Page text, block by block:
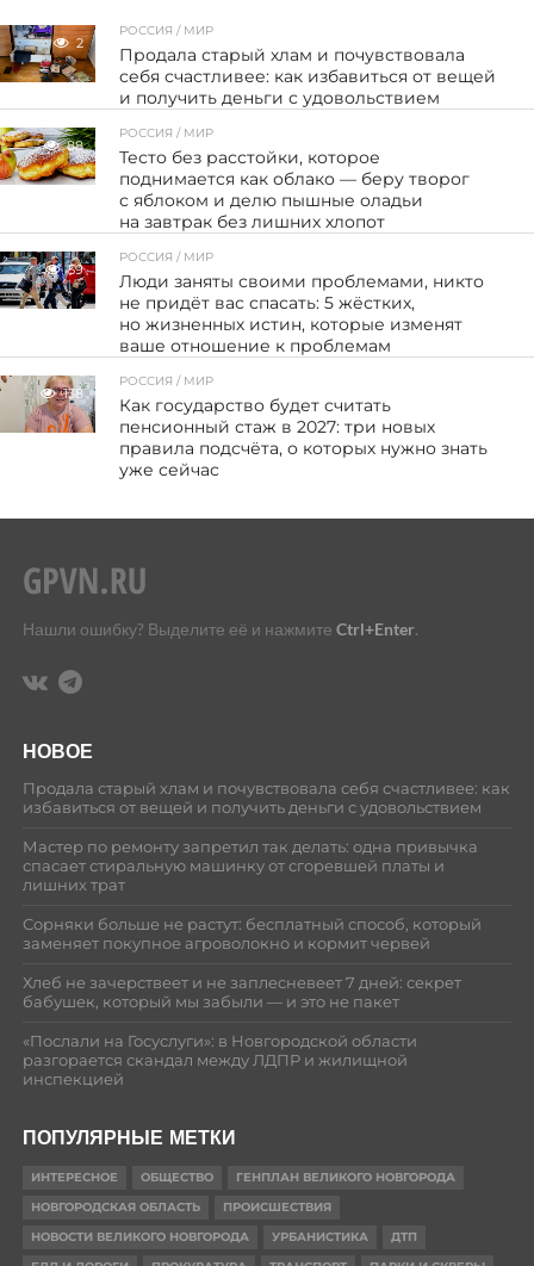
2
РОССИЯ / МИР
Продала старый хлам и почувствовала
себя счастливее: как избавиться от вещей
и получить деньги с удовольствием
88
РОССИЯ / МИР
Тесто без расстойки, которое
поднимается как облако — беру творог
с яблоком и делю пышные оладьи
на завтрак без лишних хлопот
59
РОССИЯ / МИР
Люди заняты своими проблемами, никто
не придёт вас спасать: 5 жёстких,
но жизненных истин, которые изменят
ваше отношение к проблемам
138
РОССИЯ / МИР
Как государство будет считать
пенсионный стаж в 2027: три новых
правила подсчёта, о которых нужно знать
уже сейчас
Нашли ошибку? Выделите её и нажмите Ctrl+Enter.
НОВОЕ
Продала старый хлам и почувствовала себя счастливее: как
избавиться от вещей и получить деньги с удовольствием
Мастер по ремонту запретил так делать: одна привычка
спасает стиральную машинку от сгоревшей платы и
лишних трат
Сорняки больше не растут: бесплатный способ, который
заменяет покупное агроволокно и кормит червей
Хлеб не зачерствеет и не заплесневеет 7 дней: секрет
бабушек, который мы забыли — и это не пакет
«Послали на Госуслуги»: в Новгородской области
разгорается скандал между ЛДПР и жилищной
инспекцией
ПОПУЛЯРНЫЕ МЕТКИ
ИНТЕРЕСНОЕ ОБЩЕСТВО
ГЕНПЛАН ВЕЛИКОГО НОВГОРОДА
НОВГОРОДСКАЯ ОБЛАСТЬ
ПРОИСШЕСТВИЯ
НОВОСТИ ВЕЛИКОГО НОВГОРОДА
УРБАНИСТИКА
ДТП